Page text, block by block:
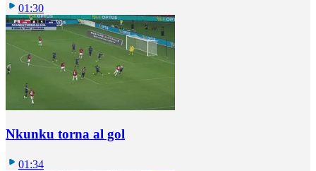
01:30
Nkunku torna al gol
01:34